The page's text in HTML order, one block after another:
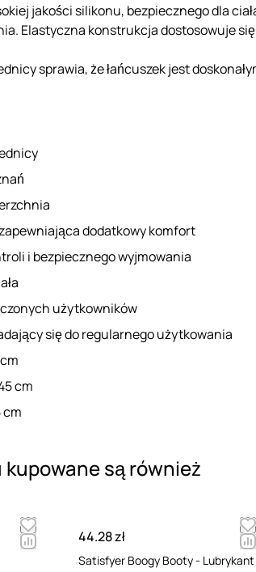
jakości silikonu, bezpiecznego dla
Elastyczna konstrukcja dostosowuje
sprawia, że łańcuszek jest
dodatkowy komfort
i bezpiecznego wyjmowania
użytkowników
się do regularnego użytkowania
cm
cm
są również
44.28 zł
Satisfyer Boogy Booty - Lubrykant